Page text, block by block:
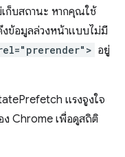
ก็บสถานะ หากคุณใช้
งข้อมูลล่วงหน้าแบบไม่มี
อยู่
แรงจูงใจ
ง Chrome เพื่อดูสถิติ